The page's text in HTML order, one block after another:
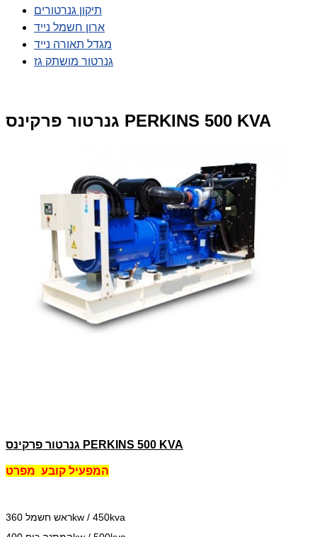
תיקון גנרטורים
ארון חשמל נייד
מגדל תאורה נייד
גנרטור מושתק גז
גנרטור פרקינס PERKINS 500 KVA
גנרטור פרקינס PERKINS 500 KVA
המפעיל קובע מפרט
ראש חשמל 360kw / 450kva